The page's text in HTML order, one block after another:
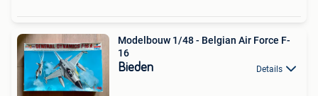
Modelbouw 1/48 - Belgian Air Force F-
16
Bieden Details